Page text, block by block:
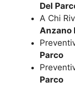
Del
A Chi
Anzano
Parco
Parco